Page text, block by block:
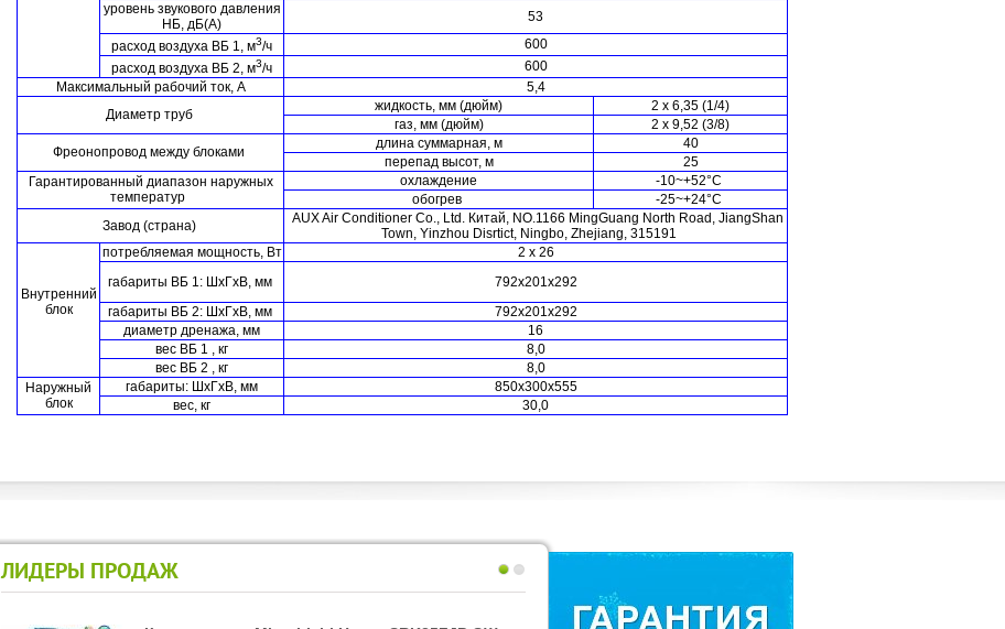
уровень звукового давления
НБ, дБ(А)
53
расход воздуха ВБ 1, м3/ч
600
расход воздуха ВБ 2, м3/ч
600
Максимальный рабочий ток, А
5,4
Диаметр труб
жидкость, мм (дюйм)
2 х 6,35 (1/4)
газ, мм (дюйм)
2 х 9,52 (3/8)
Фреонопровод между блоками
длина суммарная, м
40
перепад высот, м
25
Гарантированный диапазон наружных
температур
охлаждение -10~+52°C
обогрев
-25~+24°C
Завод (страна)
AUX Air Conditioner Co., Ltd. Китай, NO.1166 MingGuang North Road, JiangShan
Town, Yinzhou Disrtict, Ningbo, Zhejiang, 315191
Внутренний
блок
потребляемая мощность, Вт
2 х 26
габариты ВБ 1: ШхГхВ, мм
792х201х292
габариты ВБ 2: ШхГхВ, мм
792х201х292
диаметр дренажа, мм
16
вес ВБ 1 , кг
8,0
вес ВБ 2 , кг
8,0
Наружный
блок
габариты: ШхГхВ, мм
850х300х555
вес, кг
30,0
ЛИДЕРЫ ПРОДАЖ